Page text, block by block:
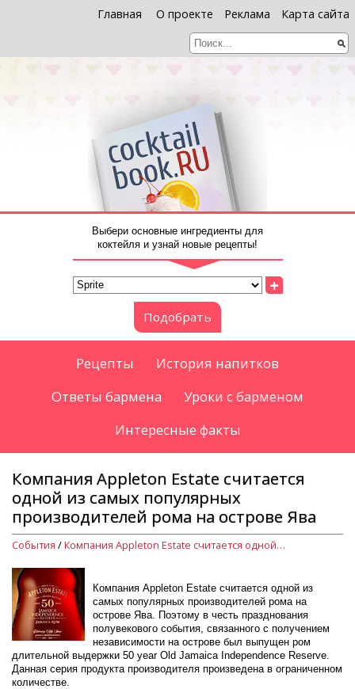
Главная О проекте Реклама Карта сайта
Выбери основные ингредиенты для
коктейля и узнай новые рецепты!
+
Подобрать
Рецепты
История напитков
Ответы бармена
Уроки с барменом
Интересные факты
Компания Appleton Estate считается
одной из самых популярных
производителей рома на острове Ява
События / Компания Appleton Estate считается одной из самых популярных производителей рома на острове Ява
Компания Appleton Estate считается одной из
самых популярных производителей рома на
острове Ява. Поэтому в честь празднования
полувекового события, связанного с получением
независимости на острове был выпущен ром
длительной выдержки 50 year Old Jamaica Independence Reserve.
Данная серия продукта производителя произведена в ограниченном
количестве.